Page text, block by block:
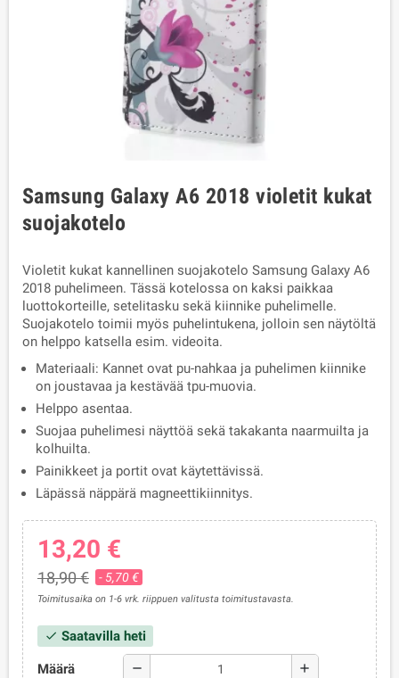
Samsung Galaxy A6 2018 violetit kukat
suojakotelo
Violetit kukat kannellinen suojakotelo Samsung Galaxy A6
2018 puhelimeen. Tässä kotelossa on kaksi paikkaa
luottokorteille, setelitasku sekä kiinnike puhelimelle.
Suojakotelo toimii myös puhelintukena, jolloin sen näytöltä
on helppo katsella esim. videoita.
Materiaali: Kannet ovat pu-nahkaa ja puhelimen kiinnike
on joustavaa ja kestävää tpu-muovia.
Helppo asentaa.
Suojaa puhelimesi näyttöä sekä takakanta naarmuilta ja
kolhuilta.
Painikkeet ja portit ovat käytettävissä.
Läpässä näppärä magneettikiinnitys.
13,20 €
18,90 € - 5,70 €
Toimitusaika on 1-6 vrk. riippuen valitusta toimitustavasta.
check Saatavilla heti
Määrä remove add